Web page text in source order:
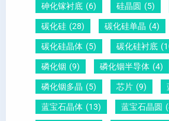
砷化镓衬底 (6) 硅晶圆 (5)
碳化硅 (28) 碳化硅单晶 (4)
碳化硅晶体 (5) 碳化硅衬底
磷化铟 (9) 磷化铟半导体 (4)
磷化铟多晶 (5) 芯片 (9)
蓝宝石晶体 (13) 蓝宝石晶圆